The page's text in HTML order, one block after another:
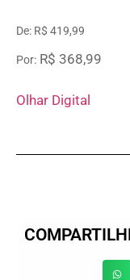
De: R$ 419,99
Por: R$ 368,99
Olhar Digital